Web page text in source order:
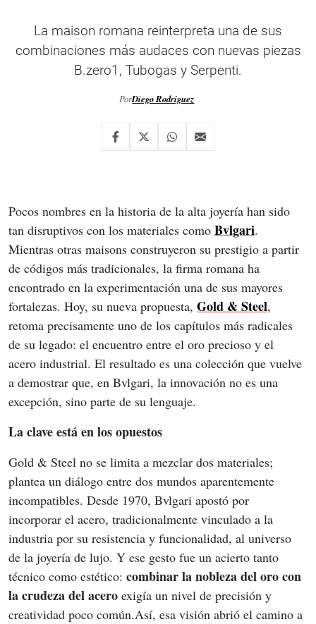
La maison romana reinterpreta una de sus
combinaciones más audaces con nuevas piezas
B.zero1, Tubogas y Serpenti.
PorDiego Rodríguez
Pocos nombres en la historia de la alta joyería han sido
tan disruptivos con los materiales como Bvlgari.
Mientras otras maisons construyeron su prestigio a partir
de códigos más tradicionales, la firma romana ha
encontrado en la experimentación una de sus mayores
fortalezas. Hoy, su nueva propuesta, Gold & Steel,
retoma precisamente uno de los capítulos más radicales
de su legado: el encuentro entre el oro precioso y el
acero industrial. El resultado es una colección que vuelve
a demostrar que, en Bvlgari, la innovación no es una
excepción, sino parte de su lenguaje.
La clave está en los opuestos
Gold & Steel no se limita a mezclar dos materiales;
plantea un diálogo entre dos mundos aparentemente
incompatibles. Desde 1970, Bvlgari apostó por
incorporar el acero, tradicionalmente vinculado a la
industria por su resistencia y funcionalidad, al universo
de la joyería de lujo. Y ese gesto fue un acierto tanto
técnico como estético: combinar la nobleza del oro con
la crudeza del acero exigía un nivel de precisión y
creatividad poco común.Así, esa visión abrió el camino a